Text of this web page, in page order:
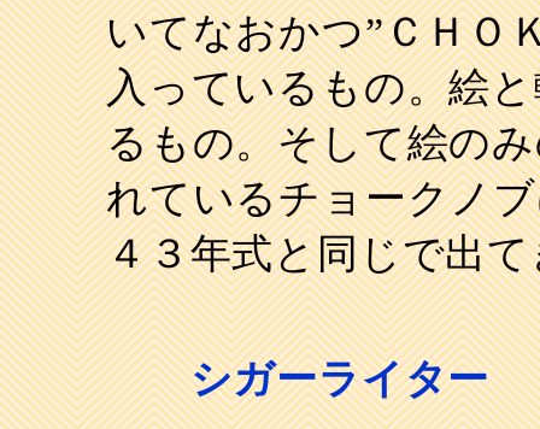
いてなおかつ”ＣＨＯ
入っているもの。絵
るもの。そして絵の
れているチョークノ
４３年式と同じで出
シガーライター